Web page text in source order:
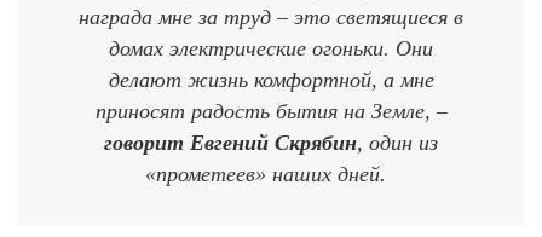
награда мне за труд – это светящиеся в
домах электрические огоньки. Они
делают жизнь комфортной, а мне
приносят радость бытия на Земле, –
говорит Евгений Скрябин, один из
«прометеев» наших дней.